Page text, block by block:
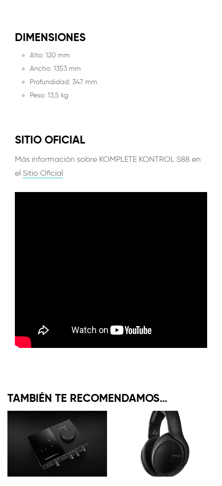
DIMENSIONES
Alto: 120 mm
Ancho: 1353 mm
Profundidad: 347 mm
Peso: 13,5 kg
SITIO OFICIAL
Más información sobre KOMPLETE KONTROL S88 en
el Sitio Oficial
TAMBIÉN TE RECOMENDAMOS…